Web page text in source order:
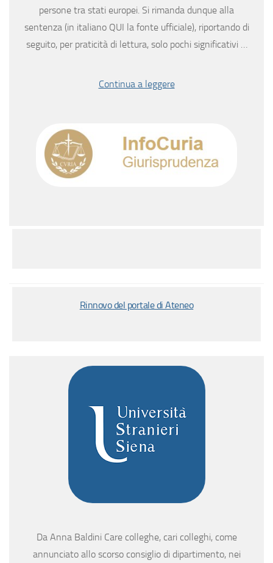
persone tra stati europei. Si rimanda dunque alla
sentenza (in italiano QUI la fonte ufficiale), riportando di
seguito, per praticità di lettura, solo pochi significativi …
Continua a leggere
Rinnovo del portale di Ateneo
Da Anna Baldini Care colleghe, cari colleghi, come
annunciato allo scorso consiglio di dipartimento, nei